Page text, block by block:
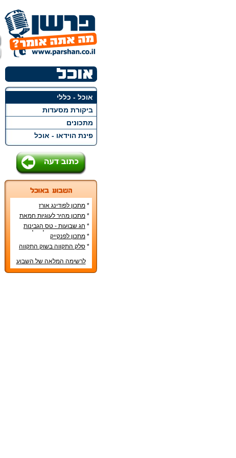
אוכל - כללי
ביקורת מסעדות
מתכונים
פינת הוידאו - אוכל
* מתכון לפודינג אורז
* מתכון מהיר לעוגיות חמאת
בוטנים
* חג שבועות - טס הגבינות
טס בטרם הונח על שולחן
החג
* מתכון לפנקייק
* סלק התקווה בשוק התקווה
לרשימה המלאה של השבוע